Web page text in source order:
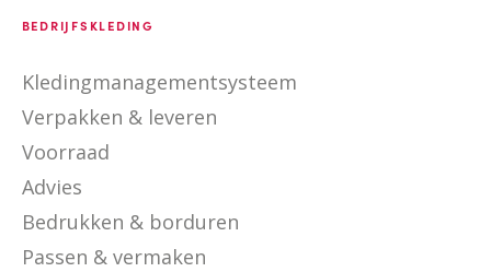
BEDRIJFSKLEDING
Kledingmanagementsysteem
Verpakken & leveren
Voorraad
Advies
Bedrukken & borduren
Passen & vermaken